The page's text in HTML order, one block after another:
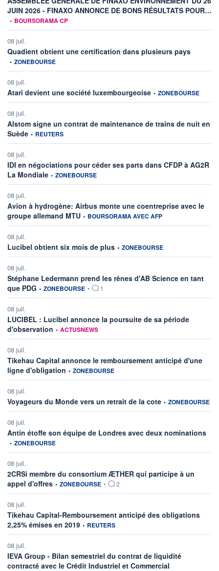
JUIN 2026 - FINAXO ANNONCE DE BONS RÉSULTATS POUR…
• BOURSORAMA CP
08 juil.
Quadient obtient une certification dans plusieurs pays
• ZONEBOURSE
08 juil.
Atari devient une société luxembourgeoise information fournie par
• ZONEBOURSE
08 juil.
Alstom signe un contrat de maintenance de trains de nuit en
Suède information fournie par
• REUTERS
08 juil.
IDI en négociations pour céder ses parts dans CFDP à AG2R
La Mondiale information fournie par
• ZONEBOURSE
08 juil.
Avion à hydrogène: Airbus monte une coentreprise avec le
groupe allemand MTUinformation fournie par
• BOURSORAMA AVEC AFP
08 juil.
Lucibel obtient six mois de plus information fournie par
• ZONEBOURSE
08 juil.
Stéphane Ledermann prend les rênes d'AB Science en tant
que PDG information fournie par
• ZONEBOURSE • 1
08 juil.
LUCIBEL : Lucibel annonce la poursuite de sa période
d'observation information fournie par
• ACTUSNEWS
08 juil.
Tikehau Capital annonce le remboursement anticipé d'une
ligne d'obligation information fournie par
• ZONEBOURSE
08 juil.
Voyageurs du Monde vers un retrait de la cote information fournie
• ZONEBOURSE
08 juil.
Antin étoffe son équipe de Londres avec deux nominations
• ZONEBOURSE
08 juil.
2CRSi membre du consortium ÆTHER qui participe à un
appel d'offres information fournie par
• ZONEBOURSE • 2
08 juil.
Tikehau Capital-Remboursement anticipé des obligations
2,25% émises en 2019information fournie par
• REUTERS
08 juil.
IEVA Group - Bilan semestriel du contrat de liquidité
contracté avec le Crédit Industriel et Commercial